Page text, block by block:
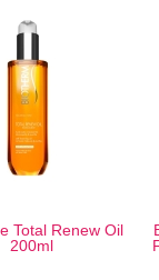
Total Renew Oil
200ml